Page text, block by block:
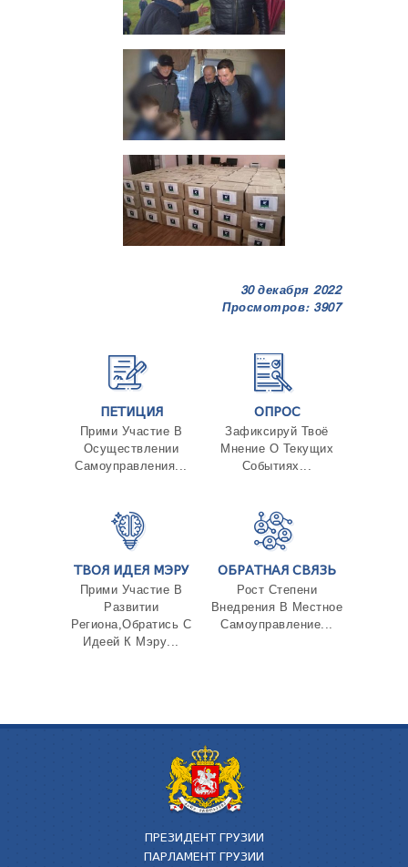
30 декабря 2022
Просмотров: 3907
ПЕТИЦИЯ
Прими Участие В
Осуществлении
Самоуправления...
ОПРОС
Зафиксируй Твоё
Мнение О Текущих
Событиях...
ТВОЯ ИДЕЯ МЭРУ
Прими Участие В
Развитии
Региона,Обратись С
Идеей К Мэру...
ОБРАТНАЯ СВЯЗЬ
Рост Степени
Внедрения В Местное
Самоуправление...
ПРЕЗИДЕНТ ГРУЗИИ
ПАРЛАМЕНТ ГРУЗИИ